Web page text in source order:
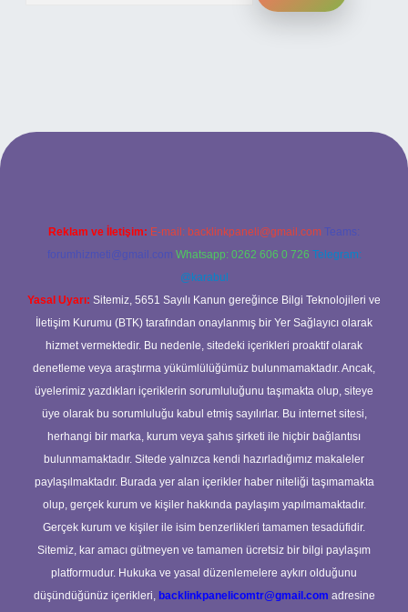
betexpergiris.casino
Reklam ve İletişim: E-mail: backlinkpaneli@gmail.com Teams:
forumhizmeti@gmail.com Whatsapp: 0262 606 0 726 Telegram:
@karabul
Yasal Uyarı: Sitemiz, 5651 Sayılı Kanun gereğince Bilgi Teknolojileri ve
İletişim Kurumu (BTK) tarafından onaylanmış bir Yer Sağlayıcı olarak
hizmet vermektedir. Bu nedenle, sitedeki içerikleri proaktif olarak
denetleme veya araştırma yükümlülüğümüz bulunmamaktadır. Ancak,
üyelerimiz yazdıkları içeriklerin sorumluluğunu taşımakta olup, siteye
üye olarak bu sorumluluğu kabul etmiş sayılırlar. Bu internet sitesi,
herhangi bir marka, kurum veya şahıs şirketi ile hiçbir bağlantısı
bulunmamaktadır. Sitede yalnızca kendi hazırladığımız makaleler
paylaşılmaktadır. Burada yer alan içerikler haber niteliği taşımamakta
olup, gerçek kurum ve kişiler hakkında paylaşım yapılmamaktadır.
Gerçek kurum ve kişiler ile isim benzerlikleri tamamen tesadüfidir.
Sitemiz, kar amacı gütmeyen ve tamamen ücretsiz bir bilgi paylaşım
platformudur. Hukuka ve yasal düzenlemelere aykırı olduğunu
düşündüğünüz içerikleri, backlinkpanelicomtr@gmail.com adresine